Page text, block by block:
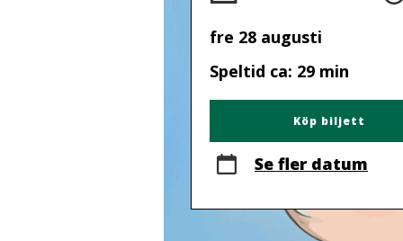
fre 28 augusti
Speltid ca: 29 min
Köp biljett
Se fler datum